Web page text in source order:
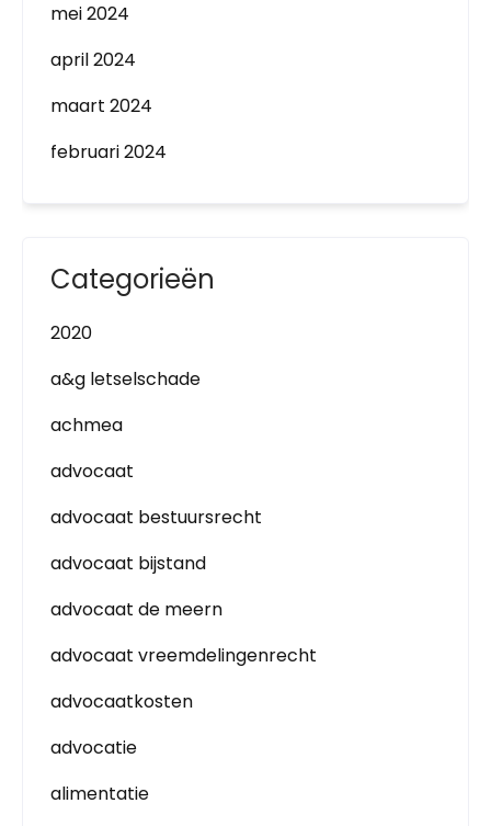
mei 2024
april 2024
maart 2024
februari 2024
Categorieën
2020
a&g letselschade
achmea
advocaat
advocaat bestuursrecht
advocaat bijstand
advocaat de meern
advocaat vreemdelingenrecht
advocaatkosten
advocatie
alimentatie